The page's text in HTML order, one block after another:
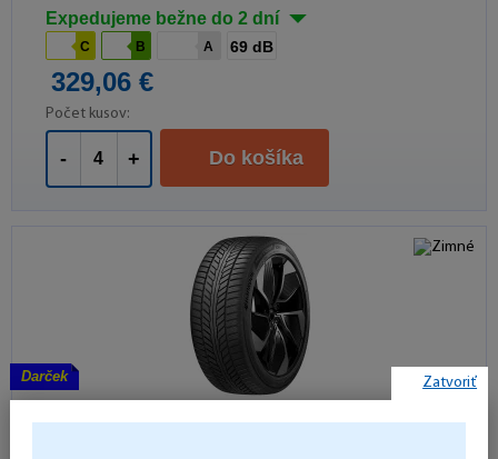
Expedujeme bežne do 2 dní
C B A 69 dB
329,06 €
Počet kusov:
- + Do košíka
Darček Zatvoriť